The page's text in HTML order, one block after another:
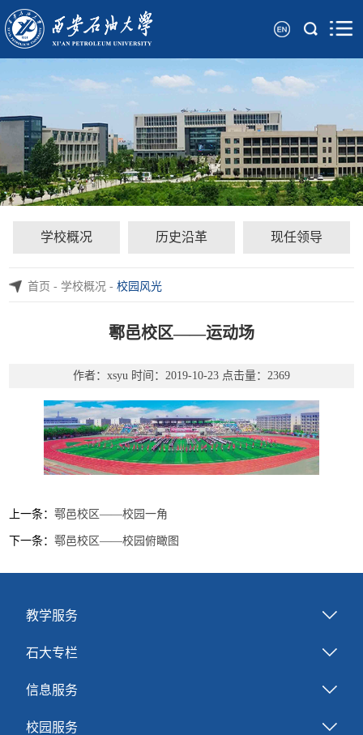
学校概况 历史沿革 现任领导
首页- 学校概况-校园风光
鄠邑校区——运动场
作者：xsyu 时间：2019-10-23 点击量： 2369
上一条：鄠邑校区——校园一角
下一条：鄠邑校区——校园俯瞰图
教学服务
石大专栏
信息服务
校园服务